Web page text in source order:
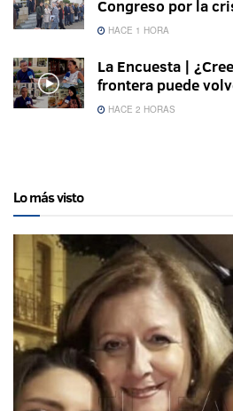
Congreso por la
HACE 1 HORA
La Encuesta |
frontera puede
HACE 2 HORAS
Lo más visto